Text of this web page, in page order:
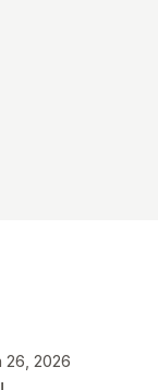
26, 2026